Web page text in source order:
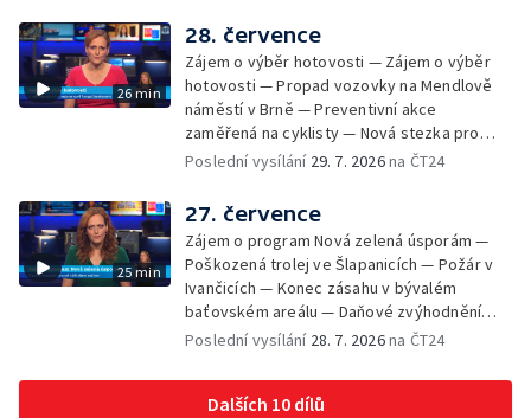
bývalého nákupního domu Letná — Končí 52.
ročník Letní filmové školy — 3. ročník
komunitní akce Stůl ve středu — Cesta na
podporu paliativní péče
26 min
28. července
Zájem o výběr hotovosti — Zájem o výběr
hotovosti — Propad vozovky na Mendlově
náměstí v Brně — Preventivní akce
zaměřená na cyklisty — Nová stezka pro
cyklisty na Zlínsku — Letecká linka mezi
pozorovat zatmění Slunce — Den AČFK na
Letní filmové škole — Milan Uhde slaví 90 let
— Rekonstrukce vojenského srubu
Poslední vysílání 29. 7. 2026na ČT24
25 min
27. července
Zájem o program Nová zelená úsporám —
Poškozená trolej ve Šlapanicích — Požár v
Ivančicích — Konec zásahu v bývalém
baťovském areálu — Daňové zvýhodnění
vína — Výhružky na magistrátu v Olomouci —
Brněnské týmy v první fotbalové lize —
Chystaná rekonstrukce bývalé věznice —
Poslední vysílání 28. 7. 2026na ČT24
Dalších 10 dílů